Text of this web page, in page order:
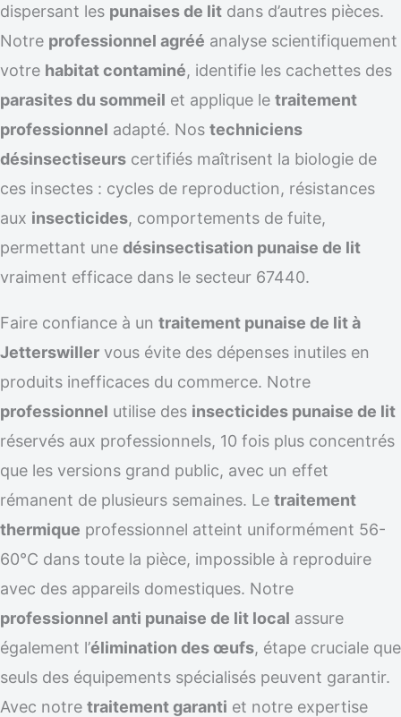
dispersant les punaises de lit dans d’autres pièces.
Notre professionnel agréé analyse scientifiquement
votre habitat contaminé, identifie les cachettes des
parasites du sommeil et applique le traitement
professionnel adapté. Nos techniciens
désinsectiseurs certifiés maîtrisent la biologie de
ces insectes : cycles de reproduction, résistances
aux insecticides, comportements de fuite,
permettant une désinsectisation punaise de lit
vraiment efficace dans le secteur 67440.
Faire confiance à un traitement punaise de lit à
Jetterswiller vous évite des dépenses inutiles en
produits inefficaces du commerce. Notre
professionnel utilise des insecticides punaise de lit
réservés aux professionnels, 10 fois plus concentrés
que les versions grand public, avec un effet
rémanent de plusieurs semaines. Le traitement
thermique professionnel atteint uniformément 56-
60°C dans toute la pièce, impossible à reproduire
avec des appareils domestiques. Notre
professionnel anti punaise de lit local assure
également l’élimination des œufs, étape cruciale que
seuls des équipements spécialisés peuvent garantir.
Avec notre traitement garanti et notre expertise